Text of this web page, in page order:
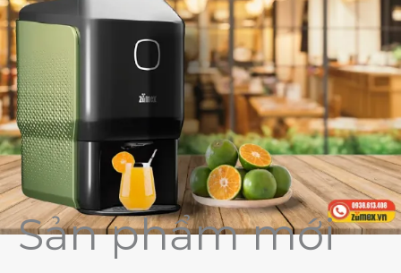
Sản phẩm mới